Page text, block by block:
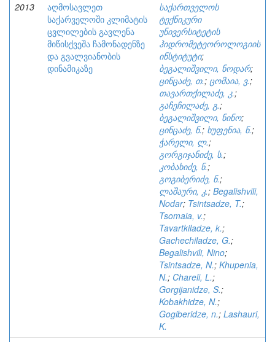
2013
აღმოსავლეთ
საქარველოში კლიმატის
ცვლილების გავლენა
მიწისქვეშა ჩამონადენზე
და გვალვიანობის
დინამიკაზე
საქართველოს
ტექნიკური
უნივერსიტეტის
ჰიდრომეტეოროლოგიის
ინსტიტუტი;
ბეგალიშვილი, ნოდარ;
ცინცაძე, თ.; ცომაია, ვ.;
თავართქილაძე, კ.;
გაჩეჩილაძე, გ.;
ბეგალიშვილი, ნინო;
ცინცაძე, ნ.; ხუფენია, ნ.;
ჭარელი, ლ.;
გორგიჯანიძე, ს.;
კობახიძე, ნ.;
გოგიბერიძე, ნ.;
ლაშაური, კ.; Begalishvili,
Nodar; Tsintsadze, T.;
Tsomaia, v.;
Tavartkiladze, k.;
Gachechiladze, G.;
Begalishvili, Nino;
Tsintsadze, N.; Khupenia,
N.; Chareli, L.;
Gorgijanidze, S.;
Kobakhidze, N.;
Gogiberidze, n.; Lashauri,
K.